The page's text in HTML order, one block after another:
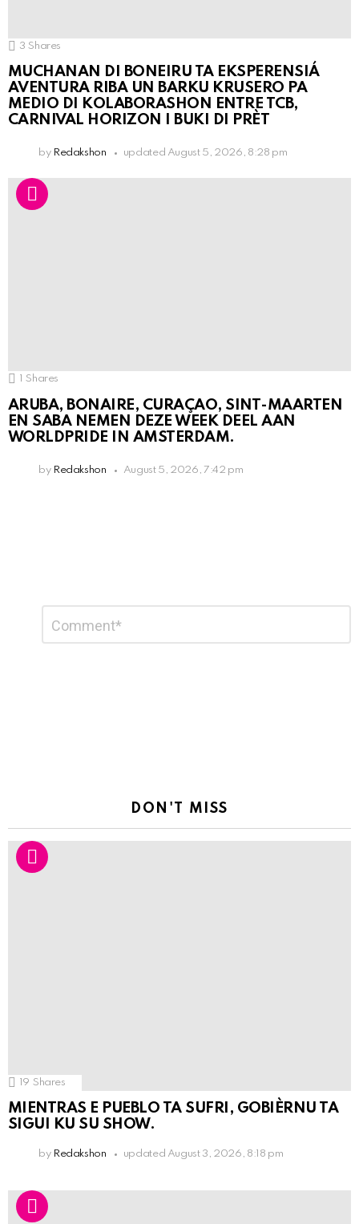
3 Shares
MUCHANAN DI BONEIRU TA EKSPERENSIÁ
AVENTURA RIBA UN BARKU KRUSERO PA
MEDIO DI KOLABORASHON ENTRE TCB,
CARNIVAL HORIZON I BUKI DI PRÈT
by Redakshon updated August 5, 2026, 8:28 pm
Shares
ARUBA, BONAIRE, CURAÇAO, SINT-MAARTEN
EN SABA NEMEN DEZE WEEK DEEL AAN
WORLDPRIDE IN AMSTERDAM.
by Redakshon August 5, 2026, 7:42 pm
Reply
DON'T MISS
19 Shares
MIENTRAS E PUEBLO TA SUFRI, GOBIÈRNU TA
SIGUI KU SU SHOW.
by Redakshon updated August 3, 2026, 8:18 pm